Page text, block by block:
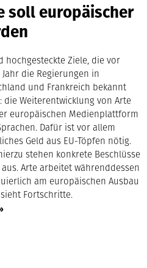
soll europäischer
hochgesteckte Ziele, die vor
die Regierungen in
und Frankreich bekannt
die Weiterentwicklung von Arte
europäischen Medienplattform
Dafür ist vor allem
Geld aus EU-Töpfen nötig.
stehen konkrete Beschlüsse
Arte arbeitet währenddessen
am europäischen Ausbau
Fortschritte.